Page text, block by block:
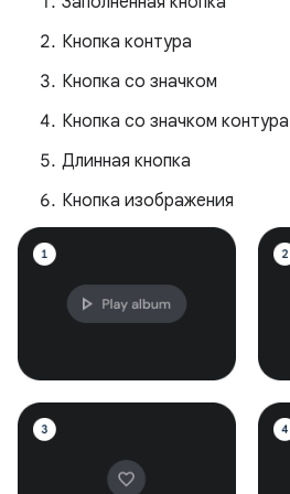
Кнопка контура
Кнопка со значком
Кнопка со значком контура
Длинная кнопка
Кнопка изображения